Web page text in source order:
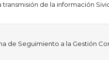
de la información
de Seguimiento a la Gestión